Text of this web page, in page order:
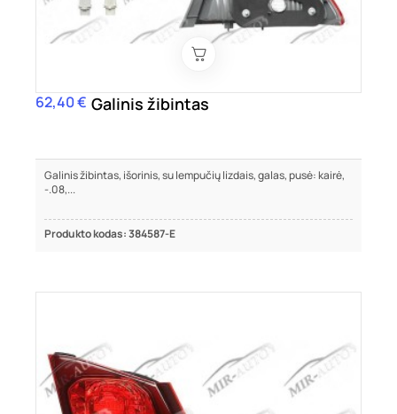
Kaina
62,40 € Galinis žibintas
Galinis žibintas, išorinis, su lempučių lizdais, galas, pusė: kairė,
-.08,...
Produkto kodas: 384587-E